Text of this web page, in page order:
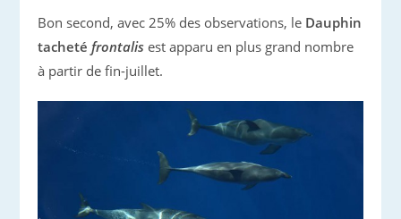
Bon second, avec 25% des observations, le Dauphin
tachetéfrontalis est apparu en plus grand nombre
à partir de fin-juillet.